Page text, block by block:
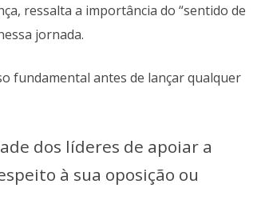
ressalta a importância do “sentido de
jornada.
fundamental antes de lançar qualquer
dos líderes de apoiar a
à sua oposição ou